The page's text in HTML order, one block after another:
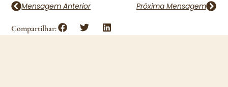
Mensagem Anterior Próxima Mensagem
Compartilhar: